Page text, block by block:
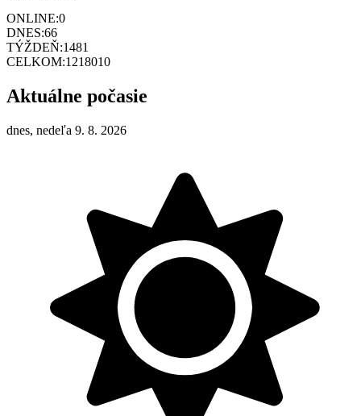
ONLINE:0
DNES:66
TÝŽDEŇ:1481
CELKOM:1218010
Aktuálne počasie
dnes, nedeľa 9. 8. 2026